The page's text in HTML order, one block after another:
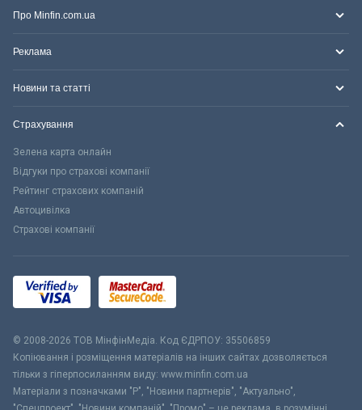
Про Minfin.com.ua
Реклама
Новини та статті
Страхування
Зелена карта онлайн
Відгуки про страхові компанії
Рейтинг страхових компаній
Автоцивілка
Страхові компанії
© 2008-2026 ТОВ МiнфiнМедiа. Код ЄДРПОУ: 35506859
Копіювання і розміщення матеріалів на інших сайтах дозволяється
тільки з гіперпосиланням виду: www.minfin.com.ua
Матеріали з позначками "Р", "Новини партнерів", "Актуально",